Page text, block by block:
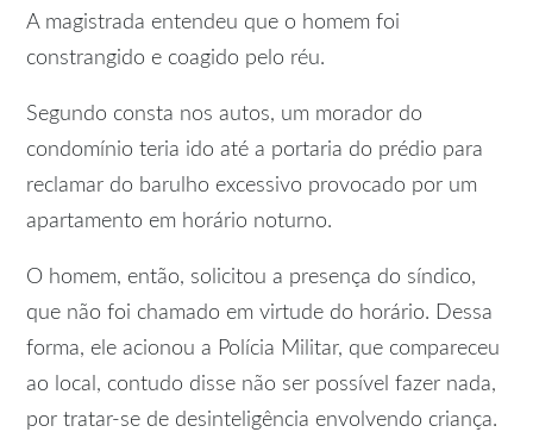
A magistrada entendeu que o homem foi
constrangido e coagido pelo réu.
Segundo consta nos autos, um morador do
condomínio teria ido até a portaria do prédio para
reclamar do barulho excessivo provocado por um
apartamento em horário noturno.
O homem, então, solicitou a presença do síndico,
que não foi chamado em virtude do horário. Dessa
forma, ele acionou a Polícia Militar, que compareceu
ao local, contudo disse não ser possível fazer nada,
por tratar-se de desinteligência envolvendo criança.